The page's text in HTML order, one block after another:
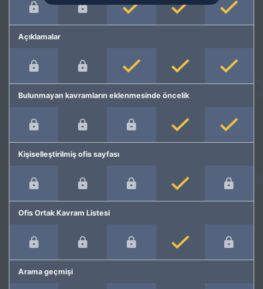
Açıklamalar
Bulunmayan kavramların eklenmesinde öncelik
Kişiselleştirilmiş ofis sayfası
Ofis Ortak Kavram Listesi
Arama geçmişi